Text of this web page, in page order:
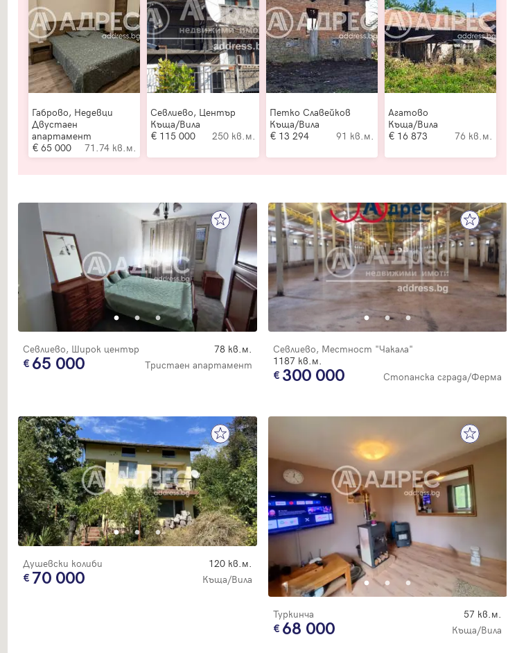
Габрово, Недевци
Двустаен
апартамент
65 000
71.74 кв.м.
Севлиево, Център
Къща/Вила
115 000
250 кв.м.
Петко Славейков
Къща/Вила
13 294
91 кв.м.
Агатово
Къща/Вила
16 873
76 кв.м.
Севлиево, Широк център 78 кв.м.
65 000 Тристаен апартамент
Севлиево, Местност "Чакала"
1187 кв.м.
300 000 Стопанска сграда/Ферма
Душевски колиби 120 кв.м.
70 000 Къща/Вила
Туркинча 57 кв.м.
68 000 Къща/Вила